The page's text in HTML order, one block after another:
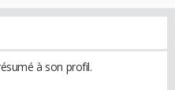
à son profil.